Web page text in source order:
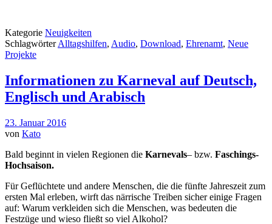
Kategorie Neuigkeiten
SchlagwörterAlltagshilfen, Audio, Download, Ehrenamt, Neue
Projekte
Informationen zu Karneval auf Deutsch,
Englisch und Arabisch
23. Januar 2016
von Kato
Bald beginnt in vielen Regionen die Karnevals– bzw. Faschings-
Hochsaison.
Für Geflüchtete und andere Menschen, die die fünfte Jahreszeit zum
ersten Mal erleben, wirft das närrische Treiben sicher einige Fragen
auf: Warum verkleiden sich die Menschen, was bedeuten die
Festzüge und wieso fließt so viel Alkohol?